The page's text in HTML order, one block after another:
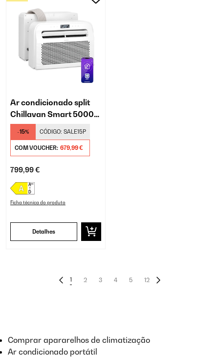
Ar condicionado split
Chillavan Smart 5000
BTU para caravanas,
em branco
-15% CÓDIGO: SALE15P
COM VOUCHER: 679,99 €
799,99 €
Ficha técnica do produto
Detalhes
1 2 3 4 5 12
Comprar apararelhos de climatização
Ar condicionado portátil